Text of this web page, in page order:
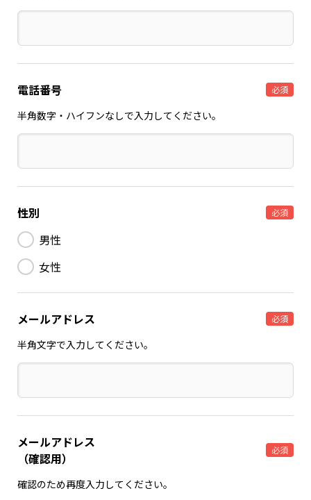
電話番号 必須
半角数字・ハイフンなしで入力してください。
性別 必須
男性
女性
メールアドレス 必須
半角文字で入力してください。
メールアドレス
（確認用）
必須
確認のため再度入力してください。